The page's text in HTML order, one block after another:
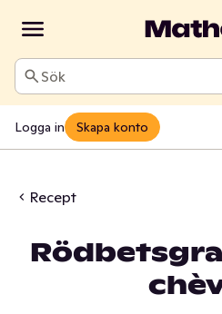
Sök
Logga in Skapa konto
Recept